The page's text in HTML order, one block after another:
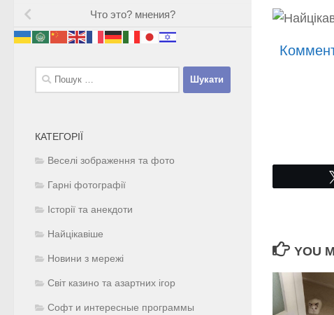
YOU
Что это? мнения?
Пошук:
КАТЕГОРІЇ
Веселі зображення та фото
Гарні фотографії
Історії та анекдоти
Найцікавіше
Новини з мережі
Світ казино та азартних ігор
Софт и интересные программы